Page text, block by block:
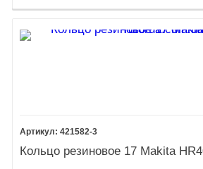
421582-3
Кольцо резиновое 17 Makita